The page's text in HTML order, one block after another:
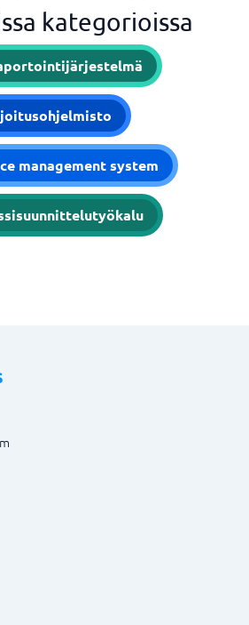
kategorioissa
management system